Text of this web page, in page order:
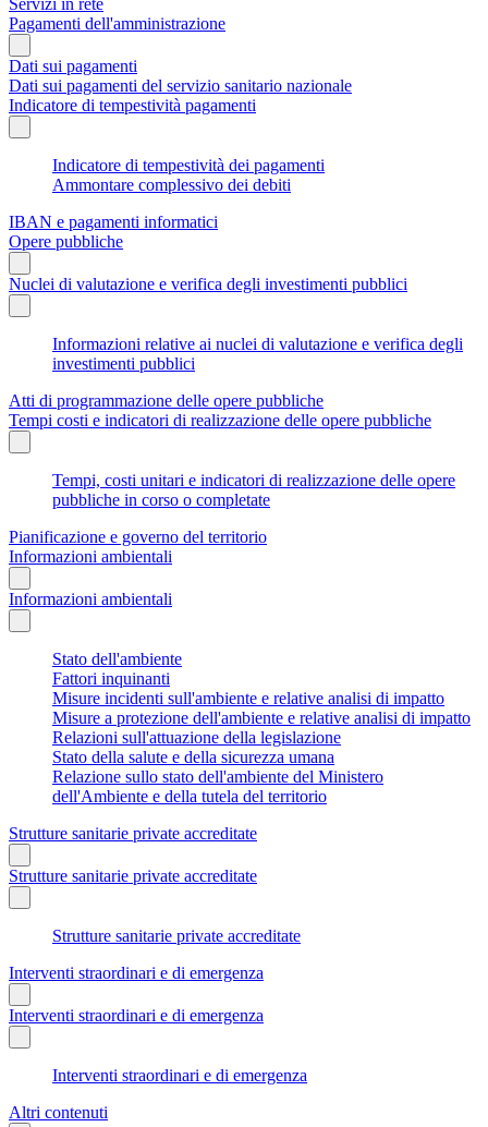
Pagamenti dell'amministrazione
Dati sui pagamenti
Dati sui pagamenti del servizio sanitario nazionale
Indicatore di tempestività pagamenti
Indicatore di tempestività dei pagamenti
Ammontare complessivo dei debiti
IBAN e pagamenti informatici
Opere pubbliche
Nuclei di valutazione e verifica degli investimenti pubblici
Informazioni relative ai nuclei di valutazione e verifica degli
investimenti pubblici
Atti di programmazione delle opere pubbliche
Tempi costi e indicatori di realizzazione delle opere pubbliche
Tempi, costi unitari e indicatori di realizzazione delle opere
pubbliche in corso o completate
Pianificazione e governo del territorio
Informazioni ambientali
Informazioni ambientali
Stato dell'ambiente
Fattori inquinanti
Misure incidenti sull'ambiente e relative analisi di impatto
Misure a protezione dell'ambiente e relative analisi di impatto
Relazioni sull'attuazione della legislazione
Stato della salute e della sicurezza umana
Relazione sullo stato dell'ambiente del Ministero
dell'Ambiente e della tutela del territorio
Strutture sanitarie private accreditate
Strutture sanitarie private accreditate
Strutture sanitarie private accreditate
Interventi straordinari e di emergenza
Interventi straordinari e di emergenza
Interventi straordinari e di emergenza
Altri contenuti